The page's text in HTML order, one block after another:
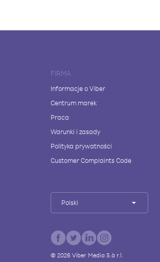
FIRMA
Informacje o Viber
Centrum marek
Praca
Warunki i zasady
Polityka prywatności
Customer Complaints Code
Polski
© 2026Viber Media S.à r.l.